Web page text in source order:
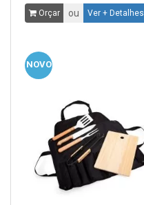
Orçar ou Ver + Detalhes
NOVO